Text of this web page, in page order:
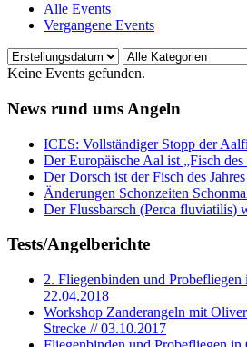
Alle Events
Vergangene Events
Keine Events gefunden.
News rund ums Angeln
ICES: Vollständiger Stopp der
Der Europäische Aal ist „Fisch des
Der Dorsch ist der Fisch des
Änderungen Schonzeiten
Der Flussbarsch (Perca fluviatilis)
Tests/Angelberichte
2. Fliegenbinden und
22.04.2018
Workshop Zanderangeln mit
Strecke // 03.10.2017